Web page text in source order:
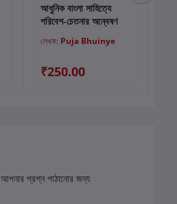
কার্টে যোগ করুন
আধুনিক বাংলা সাহিত্যে
পরিবেশ-চেতনার অন্বেষণ
লেখক: Puja Bhuinye
₹250.00
আপনার প্রশ্ন পাঠানোর জন্য